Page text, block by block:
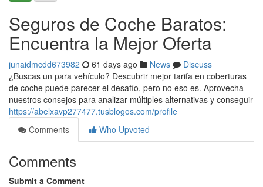
Seguros de Coche Baratos:
Encuentra la Mejor Oferta
junaidmcdd673982 61 days ago News
Discuss
¿Buscas un para vehículo? Descubrir mejor tarifa en coberturas
de coche puede parecer el desafío, pero no eso es. Aprovecha
nuestros consejos para analizar múltiples alternativas y conseguir
https://abelxavp277477.tusblogos.com/profile
Comments
Who Upvoted
Comments
Submit a Comment